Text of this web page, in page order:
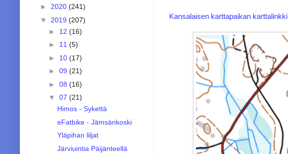
Kansalaisen karttapaikan karttalinkki
► 2020 (241)
▼ 2019 (207)
► 12 (16)
► 11 (5)
► 10 (17)
► 09 (21)
► 08 (16)
▼ 07 (21)
Himos - Sykettä
eFatbike - Jämsänkoski
Yläpihan liljat
Järviuintia Päijänteellä